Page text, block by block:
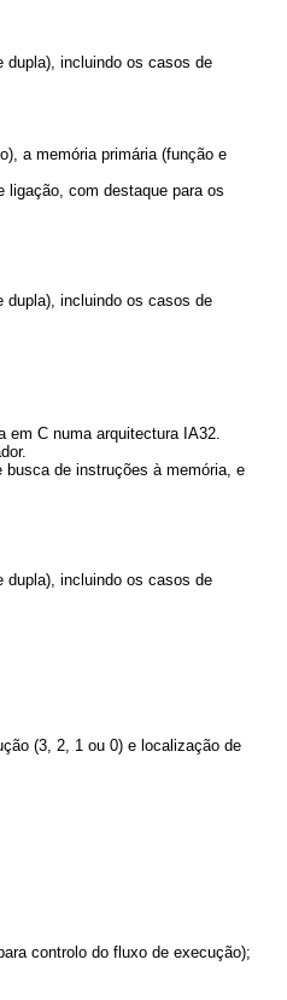
dupla), incluindo os casos de
a memória primária (função e
ligação, com destaque para os
dupla), incluindo os casos de
em C numa arquitectura IA32.
de instruções à memória, e
dupla), incluindo os casos de
(3, 2, 1 ou 0) e localização de
controlo do fluxo de execução);